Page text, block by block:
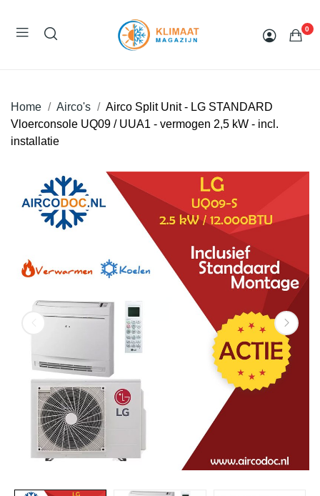
0
Home Airco's
Airco Split Unit - LG STANDARD
Vloerconsole UQ09 / UUA1 - vermogen 2,5 kW - incl.
installatie